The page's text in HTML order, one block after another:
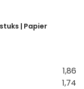
| Papier
1,86
1,74